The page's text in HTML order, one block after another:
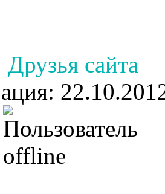
Друзья сайта